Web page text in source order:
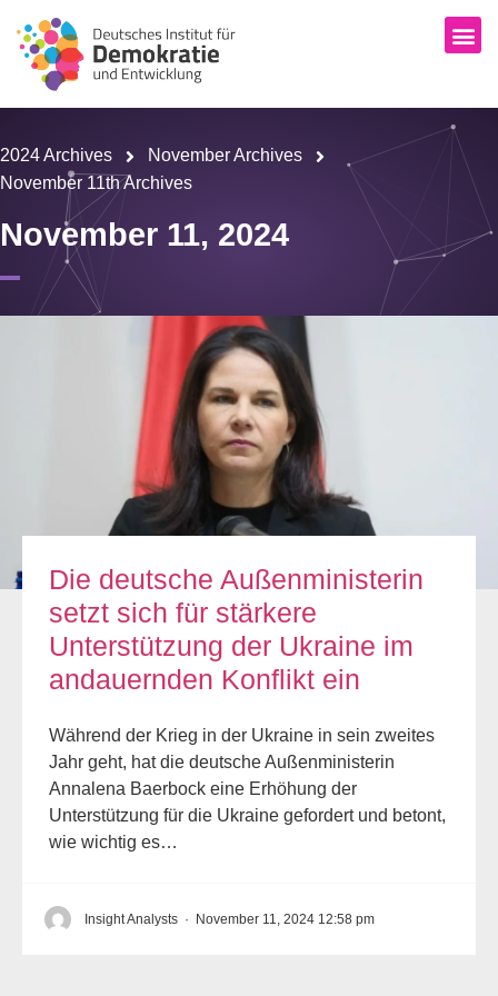
2024 Archives
November Archives
November 11th Archives
November 11, 2024
Die deutsche Außenministerin
setzt sich für stärkere
Unterstützung der Ukraine im
andauernden Konflikt ein
Während der Krieg in der Ukraine in sein zweites
Jahr geht, hat die deutsche Außenministerin
Annalena Baerbock eine Erhöhung der
Unterstützung für die Ukraine gefordert und betont,
wie wichtig es…
Insight Analysts · November 11, 2024 12:58 pm